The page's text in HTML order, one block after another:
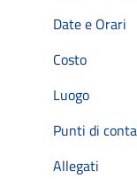
Date e Orari
Costo
Luogo
Punti di
Allegati